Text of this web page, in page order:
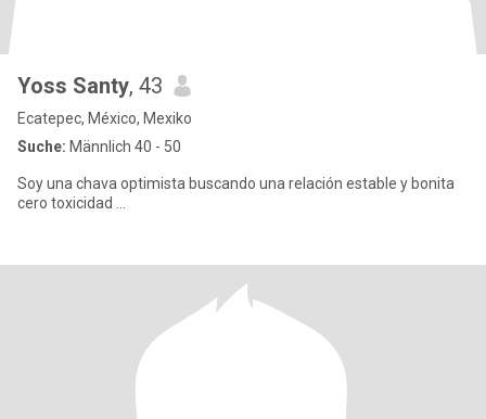
Yoss Santy, 43
Ecatepec, México, Mexiko
Suche: Männlich 40 - 50
Soy una chava optimista buscando una relación estable y bonita
cero toxicidad ...